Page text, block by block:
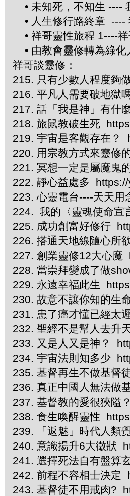
• 未知死，不知生 ----
• 人生修行路終章 ----
• 祥哥靈性旅程 1----
• 由教會靈修轉為綠
祥哥談靈修：
215. 只有少數人程度夠
216. 平凡人需要破地獄
217. 話「我是神」有什
218. 旅鼠教破生死
219. 宇宙是客觀存在？
220. 用宗教方式來靈修
221. 冥想一定是屬魔鬼
222. 靜心益處多
223. 心靈電台----天天
224. 我的〈靈魂使命宣
225. 成功創富好修行
226. 搭通天地線隨心
227. 創業靈修12大心
228. 當崇拜變成了做
229. 永遠幸福此生
230. 故意不讓你知的生
231. 患了癌才懂已經太
232. 聖經不是幫人去升
233. 又是人又是神？
234. 宇宙法則知多少
235. 基督再生不做基督
236. 真正中國人無法做
237. 基督教的愛很狹隘
238. 食生喚醒靈性
239. 「返魅」時代人類
240. 意識揚升6大徵狀
241. 選擇死法自有盤算
242. 前程不容相士決定
243. 基督徒不用戒肉?